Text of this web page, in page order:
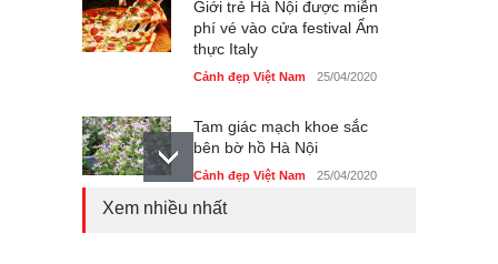
Giới trẻ Hà Nội được miễn
phí vé vào cửa festival Ẩm
thực Italy
Cảnh đẹp Việt Nam 25/04/2020
Tam giác mạch khoe sắc
bên bờ hồ Hà Nội
Cảnh đẹp Việt Nam 25/04/2020
Xem nhiều nhất